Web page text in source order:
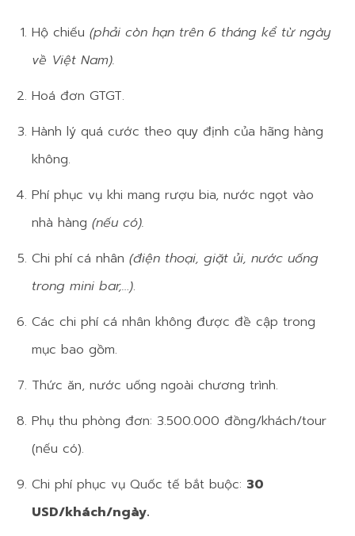
Hộ chiếu (phải còn hạn trên 6 tháng kể từ ngày
về Việt Nam).
Hoá đơn GTGT.
Hành lý quá cước theo quy định của hãng hàng
không.
Phí phục vụ khi mang rượu bia, nước ngọt vào
nhà hàng (nếu có).
Chi phí cá nhân (điện thoại, giặt ủi, nước uống
trong mini bar,…).
Các chi phí cá nhân không được đề cập trong
mục bao gồm.
Thức ăn, nước uống ngoài chương trình.
Phụ thu phòng đơn: 3.500.000 đồng/khách/tour
(nếu có).
Chi phí phục vụ Quốc tế bắt buộc: 30
USD/khách/ngày.